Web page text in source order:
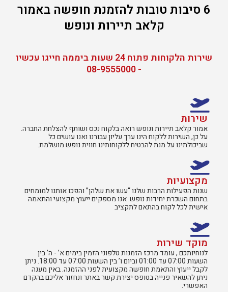
6 סיבות טובות להזמנת חופשה באמור
קלאב תיירות ונופש
שירות הלקוחות פתוח 24 שעות ביממה חייגו עכשיו
- 08-9555000
שירות
אמור קלאב תיירות ונופש רואה בלקוח נכס ושותף להצלחת החברה.
על כן, השירות ללקוח הינו ערך עליון עבורנו ואנו עושים כל
שביכולתינו על מנת להבטיח ללקוחותינו חווית נופש מושלמת.
מקצועיות
שנות הפעילות הרבות שלנו “עשו את שלהן” והפכו אותנו למומחים
בתחום השכרת יחידות נופש. אנו מספקים ייעוץ מקצועי והתאמה
אישית לכל לקוח בהתאם לתקציב
מוקד שירות
לנוחיותכם , עומד מרכז הזמנות טלפוני הזמין בימים א’ - ה’ בין
השעות 07:00 עד 01:00 וביום ו’ בין השעות 07:00 עד 18:00. ניתן
לקבל ייעוץ והתאמת חופשה מקצועית לפני ההזמנה. באין מענה
ניתן להשאיר פנייה בטופס יצירת קשר באתר ונחזור אליכם בהקדם
האפשרי.